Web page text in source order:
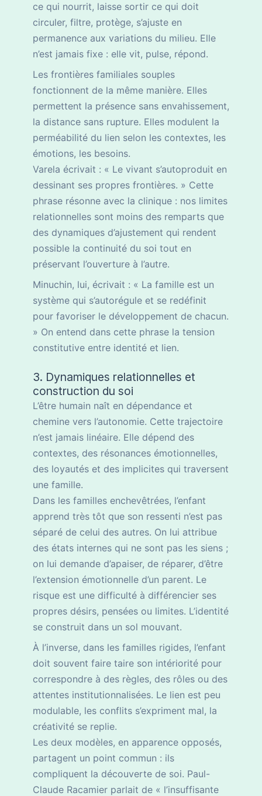
ce qui nourrit, laisse sortir ce qui doit
circuler, filtre, protège, s’ajuste en
permanence aux variations du milieu. Elle
n’est jamais fixe : elle vit, pulse, répond.
Les frontières familiales souples
fonctionnent de la même manière. Elles
permettent la présence sans envahissement,
la distance sans rupture. Elles modulent la
perméabilité du lien selon les contextes, les
émotions, les besoins.
Varela écrivait : « Le vivant s’autoproduit en
dessinant ses propres frontières. » Cette
phrase résonne avec la clinique : nos limites
relationnelles sont moins des remparts que
des dynamiques d’ajustement qui rendent
possible la continuité du soi tout en
préservant l’ouverture à l’autre.
Minuchin, lui, écrivait : « La famille est un
système qui s’autorégule et se redéfinit
pour favoriser le développement de chacun.
» On entend dans cette phrase la tension
constitutive entre identité et lien.
3. Dynamiques relationnelles et
construction du soi
L’être humain naît en dépendance et
chemine vers l’autonomie. Cette trajectoire
n’est jamais linéaire. Elle dépend des
contextes, des résonances émotionnelles,
des loyautés et des implicites qui traversent
une famille.
Dans les familles enchevêtrées, l’enfant
apprend très tôt que son ressenti n’est pas
séparé de celui des autres. On lui attribue
des états internes qui ne sont pas les siens ;
on lui demande d’apaiser, de réparer, d’être
l’extension émotionnelle d’un parent. Le
risque est une difficulté à différencier ses
propres désirs, pensées ou limites. L’identité
se construit dans un sol mouvant.
À l’inverse, dans les familles rigides, l’enfant
doit souvent faire taire son intériorité pour
correspondre à des règles, des rôles ou des
attentes institutionnalisées. Le lien est peu
modulable, les conflits s’expriment mal, la
créativité se replie.
Les deux modèles, en apparence opposés,
partagent un point commun : ils
compliquent la découverte de soi. Paul-
Claude Racamier parlait de « l’insuffisante